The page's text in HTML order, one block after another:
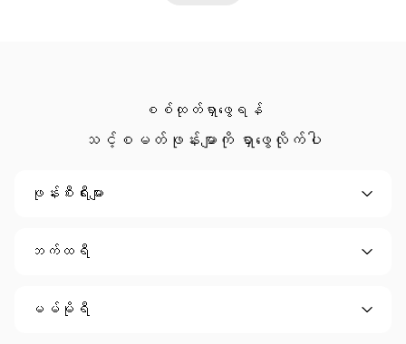
စစ်ထုတ်ရှာဖွေရန်
သင့်စမတ်ဖုန်းမျာကို ရှာဖွေလိုက်ပါ
ဖုန်းစီးရီးများ
ဘက်ထရီ
မမ်မိုရီ